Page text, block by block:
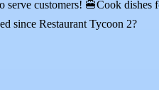
customers! 🍔Cook dishes
since Restaurant Tycoon 2?